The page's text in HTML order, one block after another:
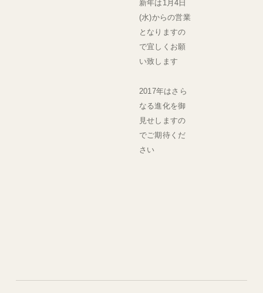
新年は1月4日
(水)からの営業
となりますの
で宜しくお願
い致します
2017年はさら
なる進化を御
見せしますの
でご期待くだ
さい